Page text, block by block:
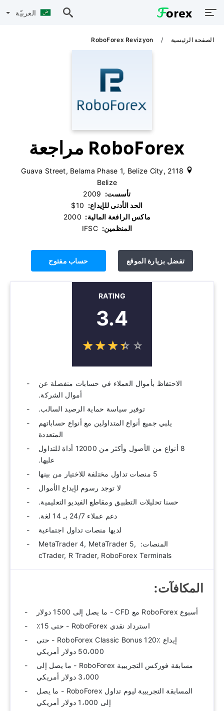
العربيّة
الصفحة الرئيسية RoboForex Revizyon
RoboForex مراجعة
2118 Guava Street, Belama Phase 1, Belize City,
Belize
تأسست:
الحد الأدنى للإيداع:
ماكس الرافعة المالية:
المنظمين:
تفضل بزيارة الموقع حساب مفتوح
RATING
3.4
☆☆☆☆ ☆
★★★★ ★
الاحتفاظ بأموال العملاء في حسابات منفصلة عن
أموال الشركة.
توفير سياسة حماية الرصيد السالب.
يلبي جميع أنواع المتداولين مع أنواع حساباتهم
المتعددة
8 أنواع من الأصول وأكثر من 12000 أداة للتداول
عليها.
5 منصات تداول مختلفة للاختيار من بينها
لا توجد رسوم لإيداع الأموال
حسنا تحليلات التطبيق ومقاطع الفيديو التعليمية.
دعم عملاء 24/7 بـ 14 لغة.
لديها منصات تداول اجتماعية
المنصات: ‫ MetaTrader 4, MetaTrader 5,
cTrader, R Trader, RoboForex Terminals
المكافآت:‫
أسبوع RoboForex مع CFD - ما يصل إلى 1500 دولار
استرداد نقدي RoboForex - حتى 15٪
إيداع RoboForex Classic Bonus 120٪ - حتى
50،000 دولار أمريكي
مسابقة فوركس التجريبية RoboForex - ما يصل إلى
3،000 دولار أمريكي
المسابقة التجريبية ليوم تداول RoboForex - ما يصل
إلى 1،000 دولار أمريكي